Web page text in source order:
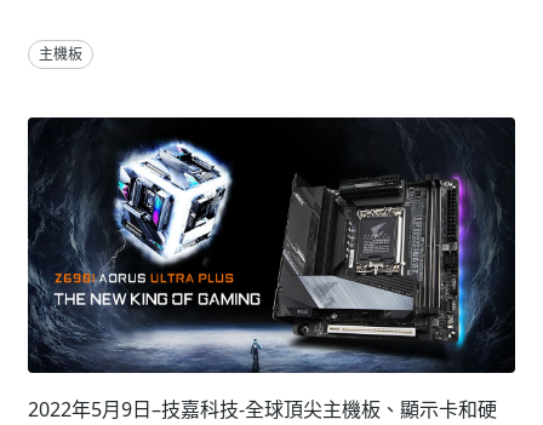
主機板
2022年5月9日–技嘉科技-全球頂尖主機板、顯示卡和硬